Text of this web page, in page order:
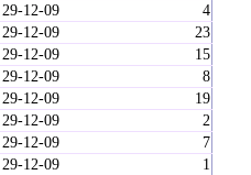
12-09
4
12-09
23
12-09
15
12-09
8
12-09
19
12-09
2
12-09
7
12-09
1